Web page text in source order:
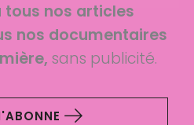
tous nos articles
nos documentaires
sans publicité.